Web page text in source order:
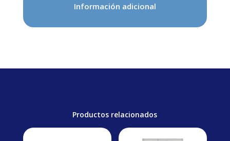
Información adicional
Productos relacionados